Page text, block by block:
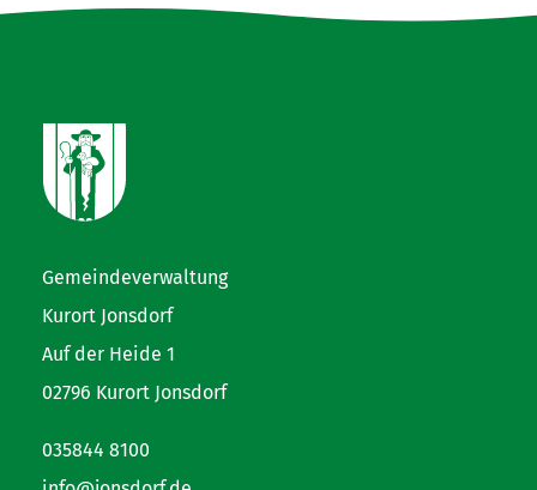
Gemeindeverwaltung
Kurort Jonsdorf
Auf der Heide 1
02796 Kurort Jonsdorf
035844 8100